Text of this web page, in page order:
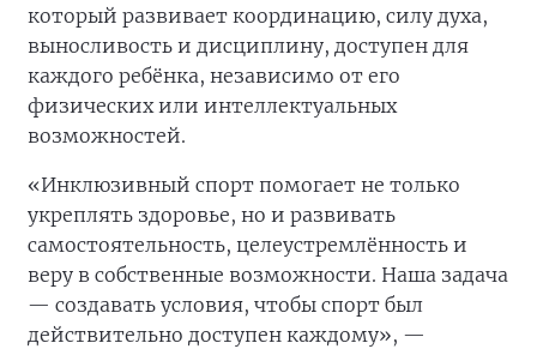
который развивает координацию, силу духа,
выносливость и дисциплину, доступен для
каждого ребёнка, независимо от его
физических или интеллектуальных
возможностей.
«Инклюзивный спорт помогает не только
укреплять здоровье, но и развивать
самостоятельность, целеустремлённость и
веру в собственные возможности. Наша задача
— создавать условия, чтобы спорт был
действительно доступен каждому», —